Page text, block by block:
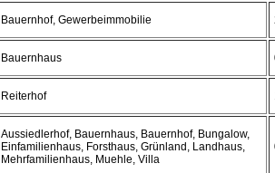
Bauernhof, Gewerbeimmobilie
Bauernhaus
Reiterhof
Aussiedlerhof, Bauernhaus, Bauernhof, Bungalow,
Einfamilienhaus, Forsthaus, Grünland, Landhaus,
Mehrfamilienhaus, Muehle, Villa